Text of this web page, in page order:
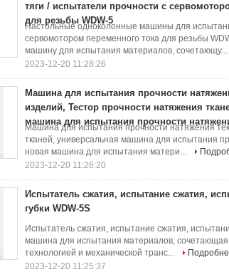
тяги / испытатели прочности с
для резьбы WDW-5
Настольные одноколонные машины для
сервомотором переменного тока для резьбы
машину для испытания материалов, сочетающу...
2023-12-20 11:28:26
Машина для испытания прочности
изделий, Тестор прочности натяжения
машина для испытания прочности
Машина для испытания прочности натяжения
тканей, универсальная машина для испытания
новая машина для испытания матери...
2023-12-20 11:26:20
Испытатель сжатия, испытание сжатия,
губки WDW-5S
Испытатель сжатия, испытание сжатия,
машина для испытания материалов, сочетающая
технологией и механической транс...
2023-12-20 11:25:37